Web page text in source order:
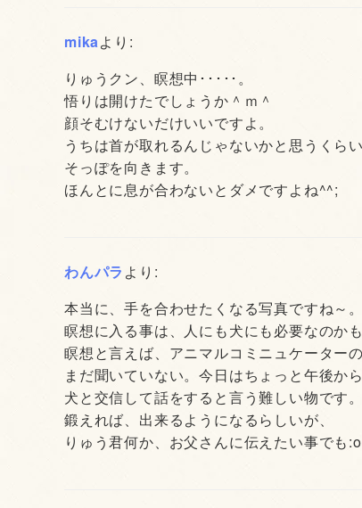
mikaより:
りゅうクン、瞑想中･････。
悟りは開けたでしょうか＾ｍ＾
顔そむけないだけいいですよ。
うちは首が取れるんじゃないかと思うくらい
そっぽを向きます。
ほんとに息が合わないとダメですよね^^;
わんパラ より:
本当に、手を合わせたくなる写真ですね～。
瞑想に入る事は、人にも犬にも必要なのかも
瞑想と言えば、アニマルコミニュケーター
まだ聞いていない。今日はちょっと午後か
犬と交信して話をすると言う難しい物です。
鍛えれば、出来るようになるらしいが、
りゅう君何か、お父さんに伝えたい事でも